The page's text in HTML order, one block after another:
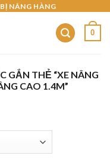
NÂNG HÀNG
0
GẮN THẺ “XE NÂNG
CAO 1.4M”